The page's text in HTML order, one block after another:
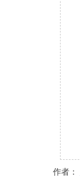
作者：